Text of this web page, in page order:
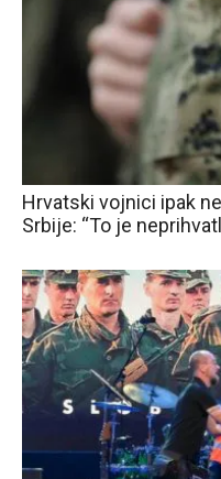
Hrvatski vojnici ipak
Srbije: “To je